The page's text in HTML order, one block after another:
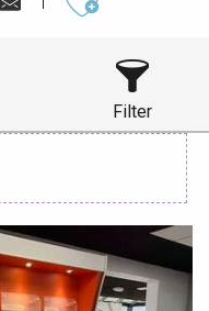
Filter